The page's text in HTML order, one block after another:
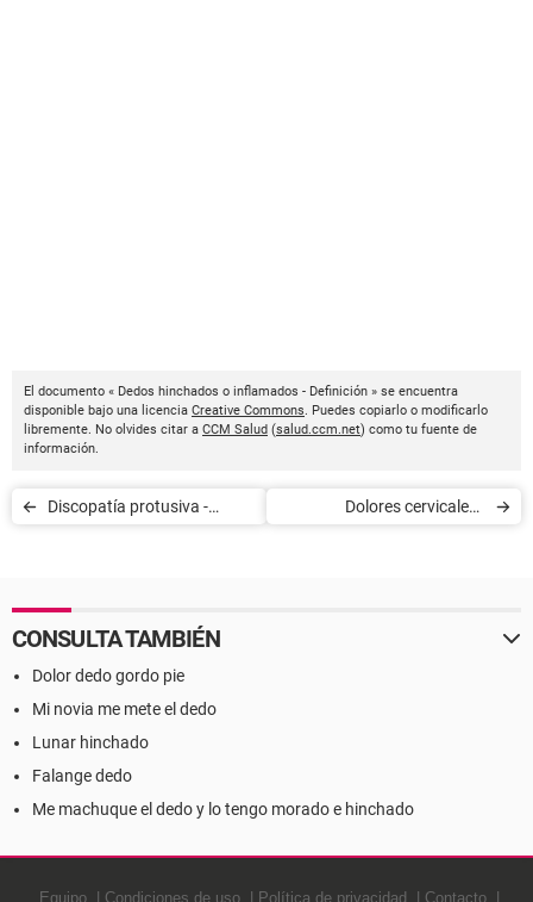
El documento « Dedos hinchados o inflamados - Definición » se encuentra
disponible bajo una licencia Creative Commons. Puedes copiarlo o modificarlo
libremente. No olvides citar a CCM Salud (salud.ccm.net) como tu fuente de
información.
Discopatía protusiva -
Dolores cervicales -
CONSULTA TAMBIÉN
Dolor dedo gordo pie
Mi novia me mete el dedo
Lunar hinchado
Falange dedo
Me machuque el dedo y lo tengo morado e hinchado
Equipo Condiciones de uso Política de privacidad Contacto